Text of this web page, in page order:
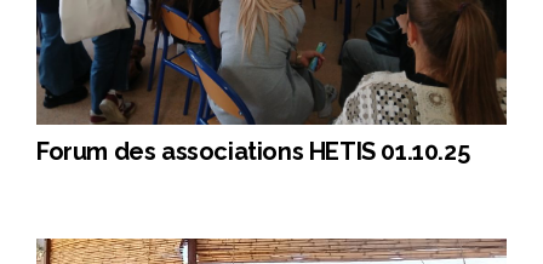
Forum des associations HETIS 01.10.25